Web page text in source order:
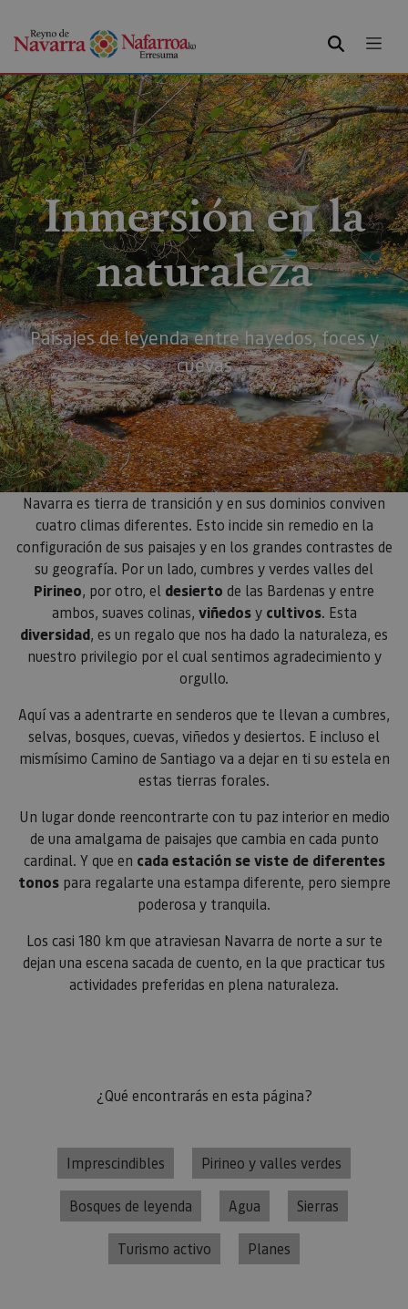
BUSCAR
Inmersión en la
naturaleza
Paisajes de leyenda entre hayedos, foces y
cuevas
Navarra es tierra de transición y en sus dominios conviven
cuatro climas diferentes. Esto incide sin remedio en la
configuración de sus paisajes y en los grandes contrastes de
su geografía. Por un lado, cumbres y verdes valles del
Pirineo, por otro, el desierto de las Bardenas y entre
ambos, suaves colinas, viñedosy cultivos. Esta
diversidad, es un regalo que nos ha dado la naturaleza, es
nuestro privilegio por el cual sentimos agradecimiento y
orgullo.
Aquí vas a adentrarte en senderos que te llevan a cumbres,
selvas, bosques, cuevas, viñedos y desiertos. E incluso el
mismísimo Camino de Santiago va a dejar en ti su estela en
estas tierras forales.
Un lugar donde reencontrarte con tu paz interior en medio
de una amalgama de paisajes que cambia en cada punto
cardinal. Y que en cada estación se viste de diferentes
tonospara regalarte una estampa diferente, pero siempre
poderosa y tranquila.
Los casi 180 km que atraviesan Navarra de norte a sur te
dejan una escena sacada de cuento, en la que practicar tus
actividades preferidas en plena naturaleza.
¿Qué encontrarás en esta página?
Imprescindibles Pirineo y valles verdes
Bosques de leyenda Agua Sierras
Turismo activo Planes